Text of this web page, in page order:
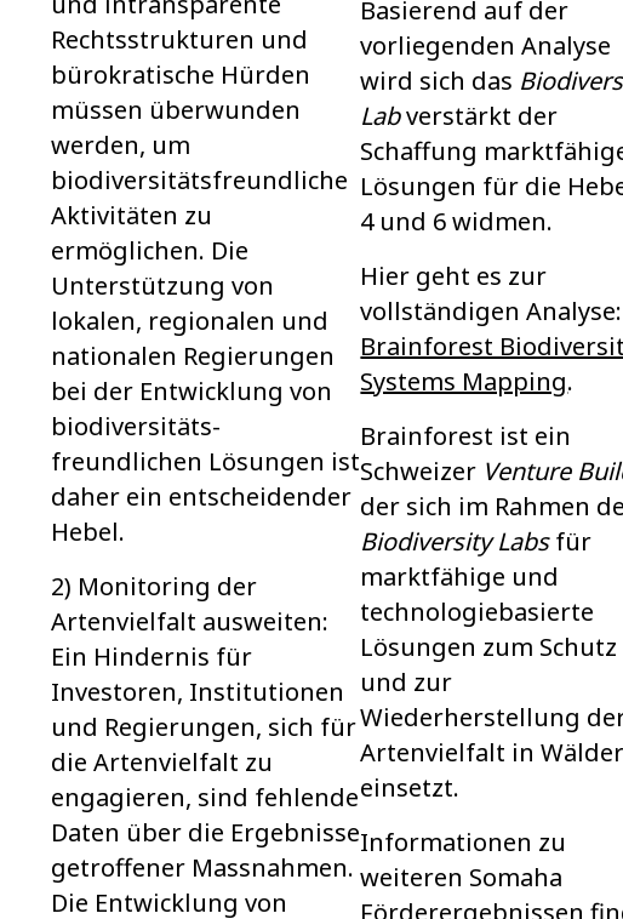
Rechtsstrukturen und
bürokratische Hürden
müssen überwunden
werden, um
biodiversitäts­­­freundliche
Aktivitäten zu
ermöglichen. Die
Unterstützung von
lokalen, regionalen und
nationalen Regierungen
bei der Entwicklung von
biodiversitäts­
freundlichen Lösungen ist
daher ein entscheidender
Hebel.
2) Monitoring der
Artenvielfalt ausweiten:
Ein Hindernis für
Investoren, Institutionen
und Regierungen, sich für
die Artenvielfalt zu
engagieren, sind fehlende
Daten über die Ergebnisse
getroffener Massnahmen.
Die Entwicklung von
Basierend auf der
vorliegenden Analyse
wird sich das
Labverstärkt der
Schaffung
Lösungen für die
4 und 6 widmen.
Hier geht es zur
vollständigen Analyse:
Brainforest
Systems Mapping.
Brainforest ist ein
Schweizer Venture
der sich im Rahmen
Biodiversity Labsfür
marktfähige und
technologiebasierte
Lösungen zum Schutz
und zur
Wiederherstellung
Artenvielfalt in
einsetzt.
Informationen zu
weiteren Somaha
Förderergebnissen